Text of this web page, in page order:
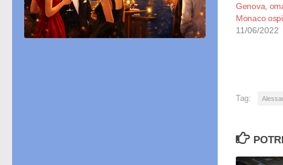
Genova,
Monaco
11/06/2022
Tag: